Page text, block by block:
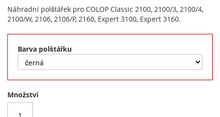
obrázky
Náhradní polštářek pro COLOP Classic 2100, 2100/3, 2100/4,
2100/W, 2106, 2106/P, 2160, Expert 3100, Expert 3160.
Barva polštářku
Množství